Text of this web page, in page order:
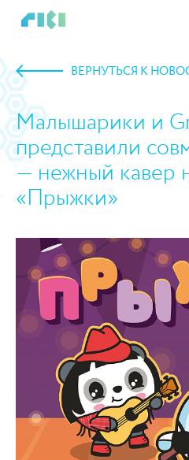
ВЕРНУТЬСЯ К
Малышарики и
представили
— нежный кавер
«Прыжки»
https://www.high-